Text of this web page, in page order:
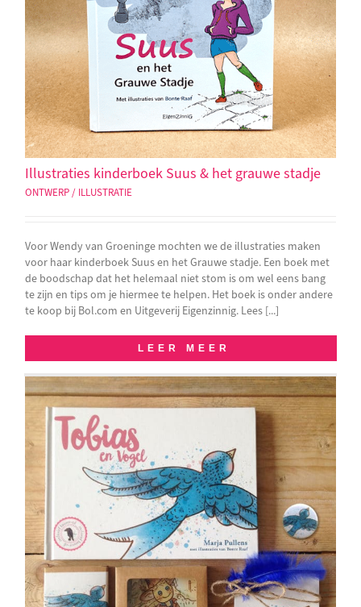
Illustraties kinderboek Suus & het grauwe stadje
ONTWERP / ILLUSTRATIE
Voor Wendy van Groeninge mochten we de illustraties maken
voor haar kinderboek Suus en het Grauwe stadje. Een boek met
de boodschap dat het helemaal niet stom is om wel eens bang
te zijn en tips om je hiermee te helpen. Het boek is onder andere
te koop bij Bol.com en Uitgeverij Eigenzinnig. Lees [...]
LEER MEER